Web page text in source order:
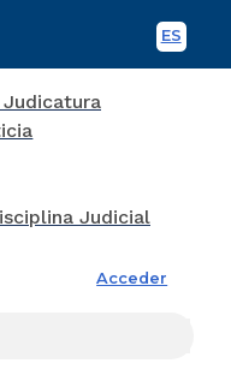
ES
Acceder